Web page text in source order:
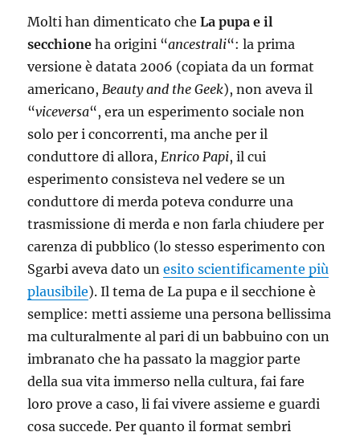
Molti han dimenticato cheLa pupa e il
secchione ha origini “ancestrali“: la prima
versione è datata 2006 (copiata da un format
americano, Beauty and the Geek), non aveva il
“viceversa“, era un esperimento sociale non
solo per i concorrenti, ma anche per il
conduttore di allora, Enrico Papi, il cui
esperimento consisteva nel vedere se un
conduttore di merda poteva condurre una
trasmissione di merda e non farla chiudere per
carenza di pubblico (lo stesso esperimento con
Sgarbi aveva dato unesito scientificamente più
plausibile). Il tema de La pupa e il secchione è
semplice: metti assieme una persona bellissima
ma culturalmente al pari di un babbuino con un
imbranato che ha passato la maggior parte
della sua vita immerso nella cultura, fai fare
loro prove a caso, li fai vivere assieme e guardi
cosa succede. Per quanto il format sembri